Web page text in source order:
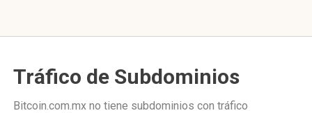
Tráfico de Subdominios
Bitcoin.com.mx no tiene subdominios con tráfico